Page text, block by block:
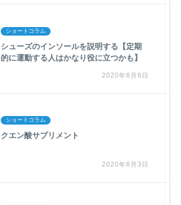
ショートコラム
シューズのインソールを説明する【定期
的に運動する人はかなり役に立つかも】
2020年6月6日
ショートコラム
クエン酸サプリメント
2020年6月3日